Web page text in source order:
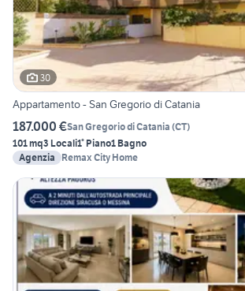
30
Appartamento - San Gregorio di Catania
187.000 €San Gregorio di Catania (CT)
101 mq3 Locali1° Piano1 Bagno
Agenzia
Remax City Home